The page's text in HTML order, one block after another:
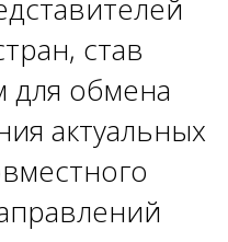
став
для обмена
актуальных